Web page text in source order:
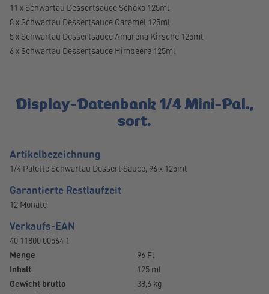
11 x Schwartau Dessertsauce Schoko 125ml
8 x Schwartau Dessertsauce Caramel 125ml
5 x Schwartau Dessertsauce Amarena Kirsche 125ml
6 x Schwartau Dessertsauce Himbeere 125ml
Display-Datenbank 1/4 Mini-Pal.,
sort.
Artikelbezeichnung
1/4 Palette Schwartau Dessert Sauce, 96 x 125ml
Garantierte Restlaufzeit
12 Monate
Verkaufs-EAN
40 11800 00564 1
Menge
96 Fl
Inhalt
125 ml
Gewicht brutto
38,6 kg